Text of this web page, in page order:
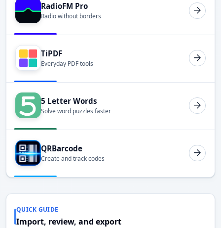
RadioFM Pro
Radio without borders
TiPDF
Everyday PDF tools
5 Letter Words
Solve word puzzles faster
QRBarcode
Create and track codes
QUICK GUIDE
Import, review, and export